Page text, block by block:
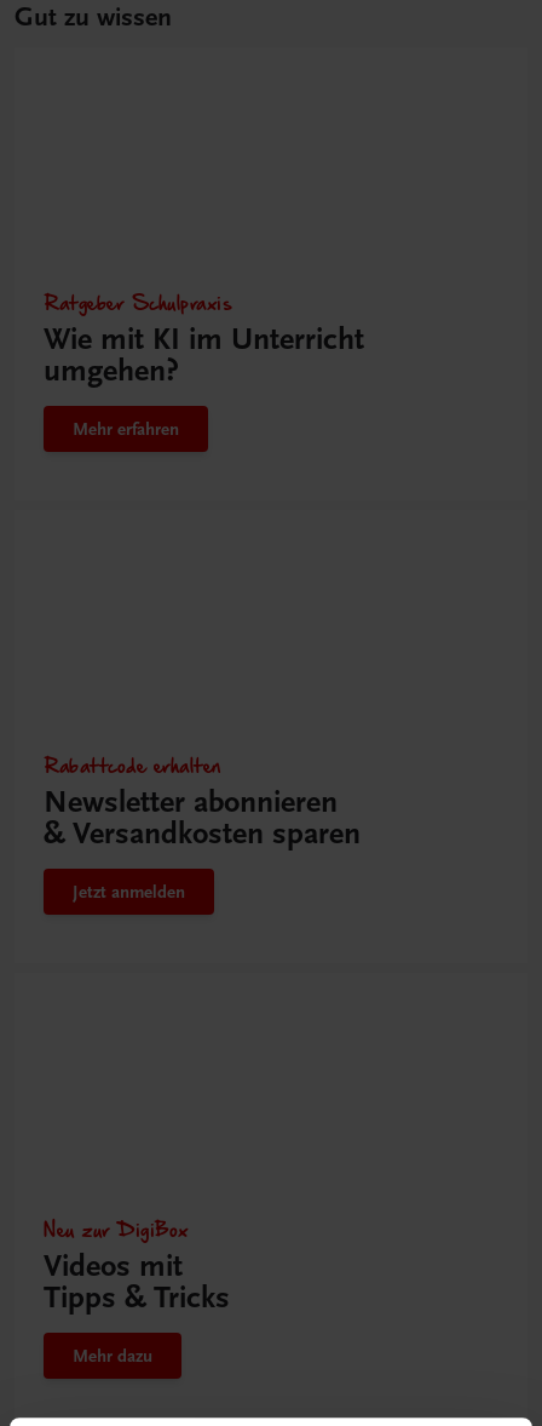
Gut zu wissen
Ratgeber Schulpraxis
Wie mit KI im Unterricht
umgehen?
Mehr erfahren
Rabattcode erhalten
Newsletter abonnieren
& Versandkosten sparen
Jetzt anmelden
Neu zur DigiBox
Videos mit
Tipps & Tricks
Mehr dazu